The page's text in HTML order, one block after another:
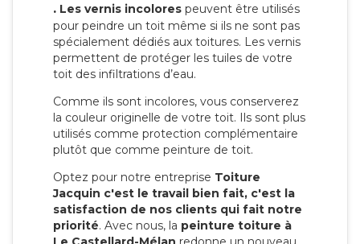
. Les vernis incolores peuvent être utilisés
pour peindre un toit même si ils ne sont pas
spécialement dédiés aux toitures. Les vernis
permettent de protéger les tuiles de votre
toit des infiltrations d’eau.
Comme ils sont incolores, vous conserverez
la couleur originelle de votre toit. Ils sont plus
utilisés comme protection complémentaire
plutôt que comme peinture de toit.
Optez pour notre entreprise Toiture
Jacquin c'est le travail bien fait, c'est la
satisfaction de nos clients qui fait notre
priorité. Avec nous, la peinture toiture à